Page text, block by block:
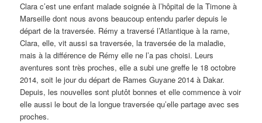
Clara c’est une enfant malade soignée à l’hôpital de la Timone à
Marseille dont nous avons beaucoup entendu parler depuis le
départ de la traversée. Rémy a traversé l’Atlantique à la rame,
Clara, elle, vit aussi sa traversée, la traversée de la maladie,
mais à la différence de Rémy elle ne l’a pas choisi. Leurs
aventures sont très proches, elle a subi une greffe le 18 octobre
2014, soit le jour du départ de Rames Guyane 2014 à Dakar.
Depuis, les nouvelles sont plutôt bonnes et elle commence à voir
elle aussi le bout de la longue traversée qu’elle partage avec ses
proches.